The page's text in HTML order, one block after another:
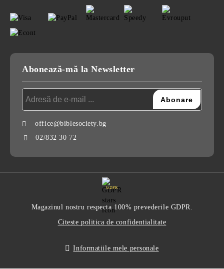
Abonează-mă la Newsletter
office@biblesociety.bg
02/832 30 72
GDPR
Magazinul nostru respecta 100% prevederile GDPR.
Citeste politica de confidentialitate
Informatiile mele personale